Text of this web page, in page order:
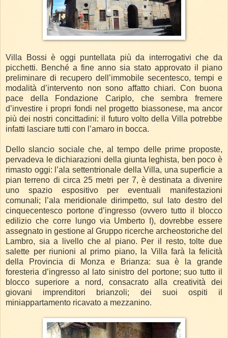
Villa Bossi è oggi puntellata più da interrogativi che da
picchetti. Benché a fine anno sia stato approvato il piano
preliminare di recupero dell’immobile secentesco, tempi e
modalità d’intervento non sono affatto chiari. Con buona
pace della Fondazione Cariplo, che sembra fremere
d’investire i propri fondi nel progetto biassonese, ma ancor
più dei nostri concittadini: il futuro volto della Villa potrebbe
infatti lasciare tutti con l’amaro in bocca.
Dello slancio sociale che, al tempo delle prime proposte,
pervadeva le dichiarazioni della giunta leghista, ben poco è
rimasto oggi: l’ala settentrionale della Villa, una superficie a
pian terreno di circa 25 metri per 7, è destinata a divenire
uno spazio espositivo per eventuali manifestazioni
comunali; l’ala meridionale dirimpetto, sul lato destro del
cinquecentesco portone d’ingresso (ovvero tutto il blocco
edilizio che corre lungo via Umberto I), dovrebbe essere
assegnato in gestione al Gruppo ricerche archeostoriche del
Lambro, sia a livello che al piano. Per il resto, tolte due
salette per riunioni al primo piano, la Villa farà la felicità
della Provincia di Monza e Brianza: sua è la grande
foresteria d’ingresso al lato sinistro del portone; suo tutto il
blocco superiore a nord, consacrato alla creatività dei
giovani imprenditori brianzoli; dei suoi ospiti il
miniappartamento ricavato a mezzanino.